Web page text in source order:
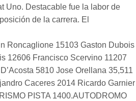
Uno. Destacable fue la labor de
de la carrera. El
Roncaglione 15103 Gaston Dubois
12606 Francisco Scervino 11207
5810 Jose Orellana 35,511
Caceres 2014 Ricardo Garnier
PISTA 1400.AUTODROMO